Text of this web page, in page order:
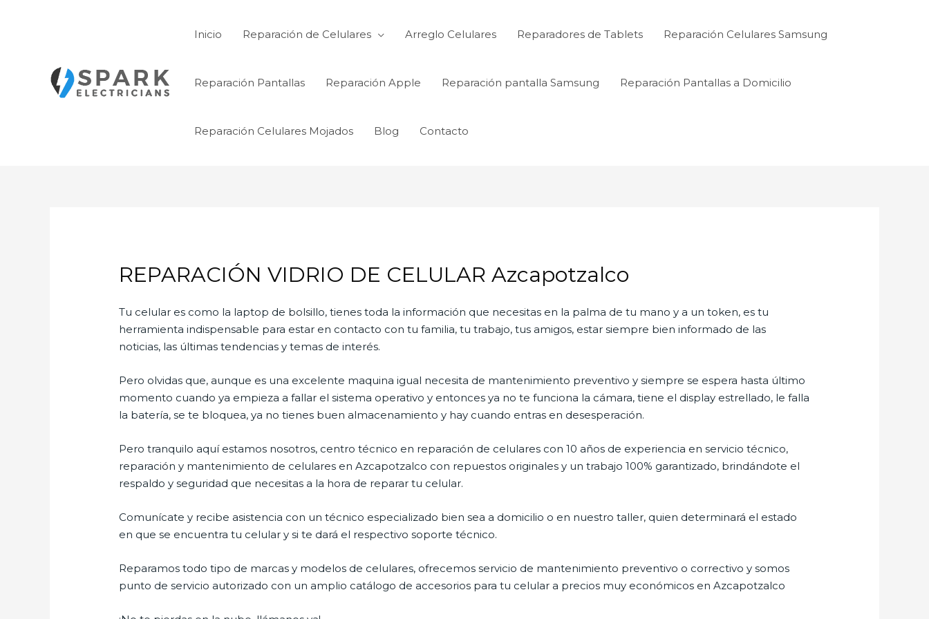
Inicio Reparación de Celulares Arreglo Celulares Reparadores de Tablets Reparación Celulares Samsung
Reparación Pantallas Reparación Apple Reparación pantalla Samsung Reparación Pantallas a Domicilio
Reparación Celulares Mojados Blog Contacto
REPARACIÓN VIDRIO DE CELULAR Azcapotzalco
Tu celular es como la laptop de bolsillo, tienes toda la información que necesitas en la palma de tu mano y a un token, es tu
herramienta indispensable para estar en contacto con tu familia, tu trabajo, tus amigos, estar siempre bien informado de las
noticias, las últimas tendencias y temas de interés.
Pero olvidas que, aunque es una excelente maquina igual necesita de mantenimiento preventivo y siempre se espera hasta último
momento cuando ya empieza a fallar el sistema operativo y entonces ya no te funciona la cámara, tiene el display estrellado, le falla
la batería, se te bloquea, ya no tienes buen almacenamiento y hay cuando entras en desesperación.
Pero tranquilo aquí estamos nosotros, centro técnico en reparación de celulares con 10 años de experiencia en servicio técnico,
reparación y mantenimiento de celulares en Azcapotzalco con repuestos originales y un trabajo 100% garantizado, brindándote el
respaldo y seguridad que necesitas a la hora de reparar tu celular.
Comunícate y recibe asistencia con un técnico especializado bien sea a domicilio o en nuestro taller, quien determinará el estado
en que se encuentra tu celular y si te dará el respectivo soporte técnico.
Reparamos todo tipo de marcas y modelos de celulares, ofrecemos servicio de mantenimiento preventivo o correctivo y somos
punto de servicio autorizado con un amplio catálogo de accesorios para tu celular a precios muy económicos en Azcapotzalco